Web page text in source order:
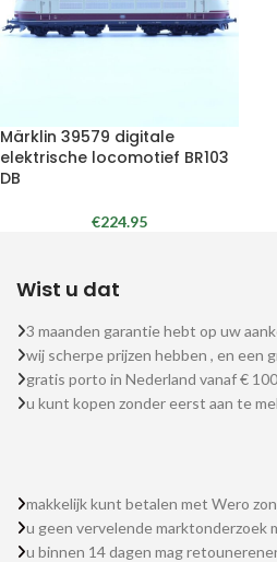
Märklin 39579 digitale
elektrische locomotief BR103
DB
€224.95
Wist u dat
3 maanden garantie hebt op uw
wij scherpe prijzen hebben , en een
gratis porto in Nederland vanaf €
u kunt kopen zonder eerst aan te
makkelijk kunt betalen met Wero
u geen vervelende marktonderzoek
u binnen 14 dagen mag